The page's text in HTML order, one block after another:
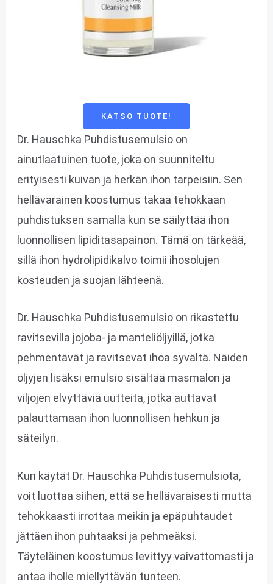
KATSO TUOTE!
Dr. Hauschka Puhdistusemulsio on
ainutlaatuinen tuote, joka on suunniteltu
erityisesti kuivan ja herkän ihon tarpeisiin. Sen
hellävarainen koostumus takaa tehokkaan
puhdistuksen samalla kun se säilyttää ihon
luonnollisen lipiditasapainon. Tämä on tärkeää,
sillä ihon hydrolipidikalvo toimii ihosolujen
kosteuden ja suojan lähteenä.
Dr. Hauschka Puhdistusemulsio on rikastettu
ravitsevilla jojoba- ja manteliöljyillä, jotka
pehmentävät ja ravitsevat ihoa syvältä. Näiden
öljyjen lisäksi emulsio sisältää masmalon ja
viljojen elvyttäviä uutteita, jotka auttavat
palauttamaan ihon luonnollisen hehkun ja
säteilyn.
Kun käytät Dr. Hauschka Puhdistusemulsiota,
voit luottaa siihen, että se hellävaraisesti mutta
tehokkaasti irrottaa meikin ja epäpuhtaudet
jättäen ihon puhtaaksi ja pehmeäksi.
Täyteläinen koostumus levittyy vaivattomasti ja
antaa iholle miellyttävän tunteen.